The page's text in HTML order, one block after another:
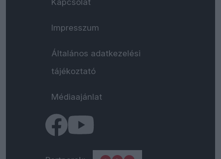
Impresszum
Általános adatkezelési
tájékoztató
Médiaajánlat